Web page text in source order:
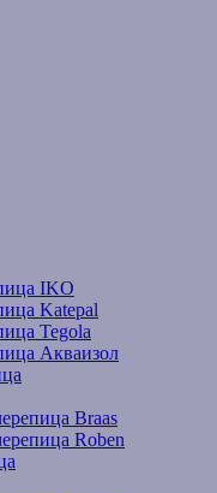
IKO
Katepal
Tegola
Акваизол
Braas
Roben